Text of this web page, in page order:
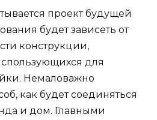
проект будущей
будет зависеть от
конструкции,
для
Немаловажно
как будет соединяться
и дом. Главными